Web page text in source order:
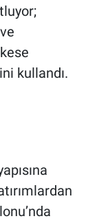
kullandı.